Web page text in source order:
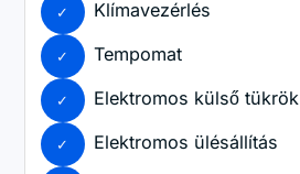
Klímavezérlés
Tempomat
Elektromos külső tükrök
Elektromos ülésállítás